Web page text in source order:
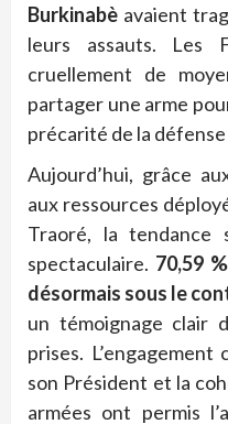
Burkinabè avaient
leurs assauts. Les
cruellement de
partager une arme
précarité de la
Aujourd’hui, grâce
aux ressources
Traoré, la tendance
spectaculaire. 70,59
désormais sous le
un témoignage clair
prises.
son Président et la
armées ont permis